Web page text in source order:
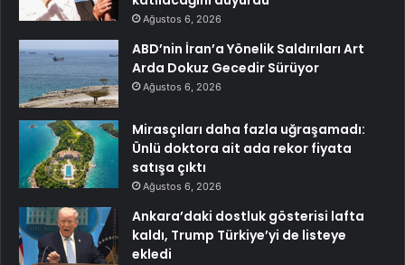
Ağustos 6, 2026
ABD’nin İran’a Yönelik Saldırıları Art
Arda Dokuz Gecedir Sürüyor
Ağustos 6, 2026
Mirasçıları daha fazla uğraşamadı:
Ünlü doktora ait ada rekor fiyata
satışa çıktı
Ağustos 6, 2026
Ankara’daki dostluk gösterisi lafta
kaldı, Trump Türkiye’yi de listeye
ekledi